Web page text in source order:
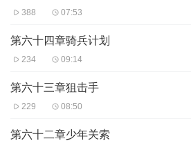
388 07:53
第六十四章骑兵计划
234 09:14
第六十三章狙击手
229 08:50
第六十二章少年关索